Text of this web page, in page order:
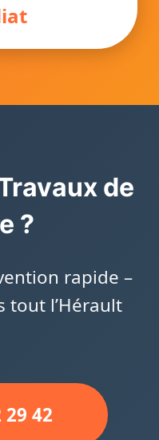
de
?
rapide –
tout l’Hérault
29 42